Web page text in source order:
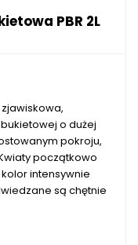
PBR 2L
o dużej
pokroju,
początkowo
intensywnie
są chętnie